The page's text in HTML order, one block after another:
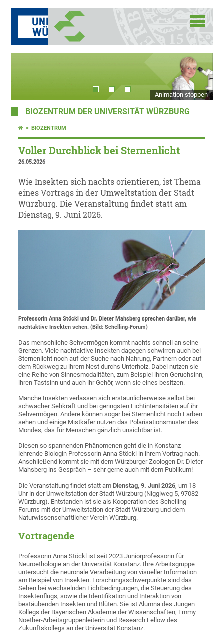
Animation stoppen
BIOZENTRUM DER UNIVERSITÄT WÜRZBURG
BIOZENTRUM
Voller Durchblick bei Sternenlicht
26.05.2026
Wie Insekten sich nachts orientieren, ist Thema
eines Vortrags in der Umweltstation der Stadt
Würzburg. Die Veranstaltung findet statt am
Dienstag, 9. Juni 2026.
Professorin Anna Stöckl und Dr. Dieter Mahsberg sprechen darüber, wie
nachtaktive Insekten sehen. (Bild: Schelling-Forum)
Das menschliche Sehvermögen kommt nachts schnell an seine
Grenzen. Viele nachtaktive Insekten dagegen schwirren auch bei
Sternenlicht noch auf der Suche nach Nahrung, Partnern oder auf
dem Rückweg zu ihrem Nest durchs Unterholz. Dabei nutzen sie
eine Reihe von Sinnesmodalitäten, zum Beispiel ihren Geruchsinn,
ihren Tastsinn und auch ihr Gehör, wenn sie eines besitzen.
Manche Insekten verlassen sich erstaunlicherweise selbst bei
schwacher Sehkraft und bei geringsten Lichtintensitäten auf ihr
Sehvermögen. Andere können sogar bei Sternenlicht noch Farben
sehen und einige Mistkäfer nutzen das Polarisationsmuster des
Mondes, das für Menschen gänzlich unsichtbar ist.
Diesen so spannenden Phänomenen geht die in Konstanz
lehrende Biologin Professorin Anna Stöckl in ihrem Vortrag nach.
Anschließend kommt sie mit dem Würzburger Zoologen Dr. Dieter
Mahsberg ins Gespräch – sehr gerne auch mit dem Publikum!
Die Veranstaltung findet statt amDienstag, 9. Juni 2026, um 18
Uhr in der Umweltstation der Stadt Würzburg (Nigglweg 5, 97082
Würzburg). Entstanden ist sie als Kooperation des Schelling-
Forums mit der Umweltstation der Stadt Würzburg und dem
Naturwissenschaftlicher Verein Würzburg.
Vortragende
Professorin Anna Stöckl ist seit 2023 Juniorprofessorin für
Neuroethologie an der Universität Konstanz. Ihre Arbeitsgruppe
untersucht die neuronale Verarbeitung von visueller Information
am Beispiel von Insekten. Forschungsschwerpunkte sind das
Sehen bei wechselnden Lichtbedingungen, die Steuerung des
Insektenflugs, sowie die Identifikation und Interaktion von
bestäubenden Insekten und Blüten. Sie ist Alumna des Jungen
Kollegs der Bayerischen Akademie der Wissenschaften, Emmy
Noether-Arbeitsgruppenleiterin und Research Fellow des
Zukunftskollegs an der Universität Konstanz.